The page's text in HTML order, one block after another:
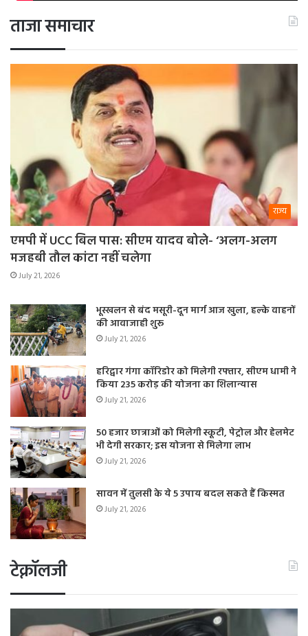
ताजा समाचार
राज्य
एमपी में UCC बिल पास: सीएम यादव बोले- ‘अलग-अलग
मजहबी तौल कांटा नहीं चलेगा
July 21, 2026
भूस्खलन से बंद मसूरी-दून मार्ग आज खुला, हल्के वाहनों
की आवाजाही शुरू
July 21, 2026
हरिद्वार गंगा कॉरिडोर को मिलेगी रफ्तार, सीएम धामी ने
किया 235 करोड़ की योजना का शिलान्यास
July 21, 2026
50 हजार छात्राओं को मिलेगी स्कूटी, पेट्रोल और हेलमेट
भी देगी सरकार; इस योजना से मिलेगा लाभ
July 21, 2026
सावन में तुलसी के ये 5 उपाय बदल सकते हैं किस्मत
July 21, 2026
टेक्नॉलजी